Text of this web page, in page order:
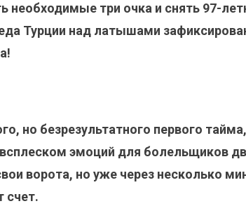
необходимые три очка и снять 97-
Турции над латышами
но безрезультатного первого
эмоций для болельщиков
ворота, но уже через несколько
счет.